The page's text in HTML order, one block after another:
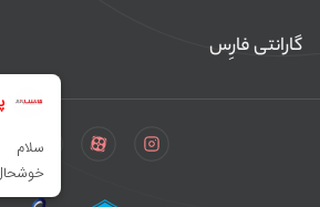
گارانتی فارِس